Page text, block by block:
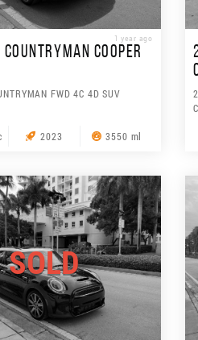
1 year ago
COOPER
FWD 4C 4D SUV
2023 3550 ml
SOLD